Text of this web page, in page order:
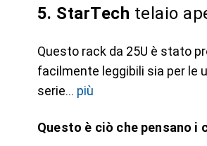
5. StarTech telaio
Questo rack da 25U è stato
facilmente leggibili sia per le
serie
più
Questo è ciò che pensano i